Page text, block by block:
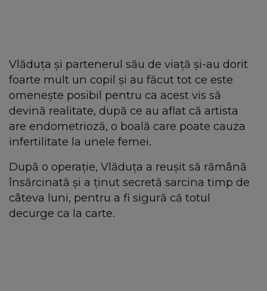
Vlăduța și partenerul său de viață și-au dorit
foarte mult un copil și au făcut tot ce este
omenește posibil pentru ca acest vis să
devină realitate, după ce au aflat că artista
are endometrioză, o boală care poate cauza
infertilitate la unele femei.
După o operație, Vlăduța a reușit să rămână
însărcinată și a ținut secretă sarcina timp de
câteva luni, pentru a fi sigură că totul
decurge ca la carte.